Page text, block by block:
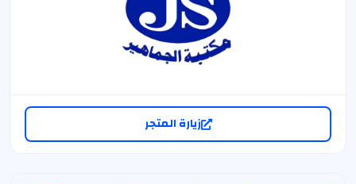
زيارة المتجر